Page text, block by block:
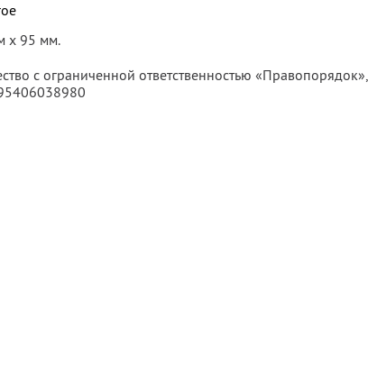
х 95 мм.
с ограниченной ответственностью «Правопорядок»,